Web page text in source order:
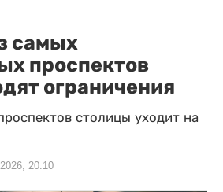
самых
проспектов
ограничения
столицы уходит на
20:10